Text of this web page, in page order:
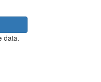
data.